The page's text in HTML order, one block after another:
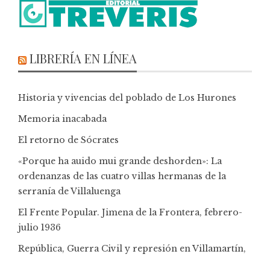
LIBRERÍA EN LÍNEA
Historia y vivencias del poblado de Los Hurones
Memoria inacabada
El retorno de Sócrates
«Porque ha auido mui grande deshorden»: La
ordenanzas de las cuatro villas hermanas de la
serranía de Villaluenga
El Frente Popular. Jimena de la Frontera, febrero-
julio 1936
República, Guerra Civil y represión en Villamartín,